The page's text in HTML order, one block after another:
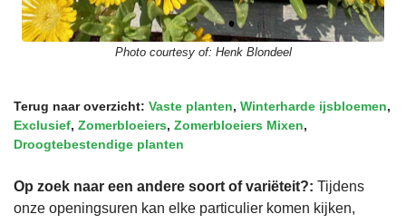
Photo courtesy of: Henk Blondeel
Terug naar overzicht: Vaste planten, Winterharde ijsbloemen,
Exclusief, Zomerbloeiers, Zomerbloeiers Mixen,
Droogtebestendige planten
Op zoek naar een andere soort of variëteit?: Tijdens
onze openingsuren kan elke particulier komen kijken,